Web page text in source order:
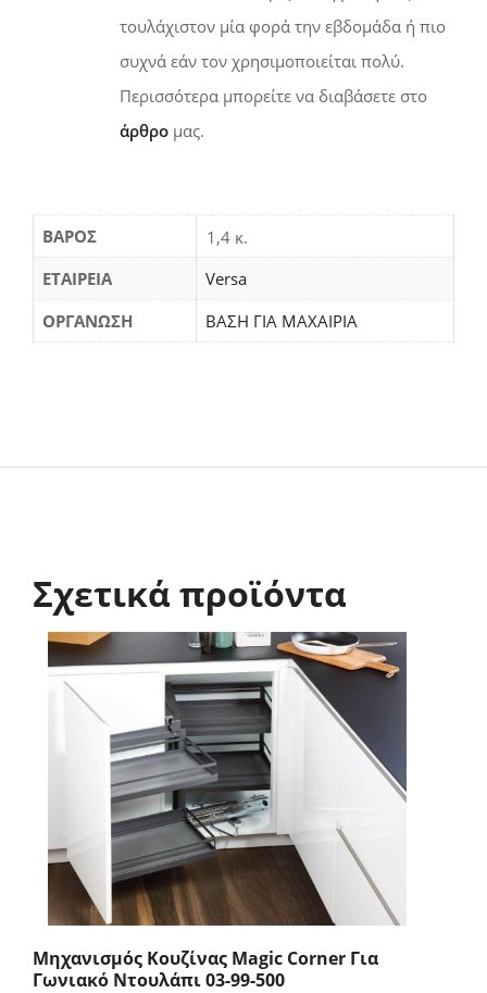
τουλάχιστον μία φορά την εβδομάδα ή πιο
συχνά εάν τον χρησιμοποιείται πολύ.
Περισσότερα μπορείτε να διαβάσετε στο
άρθρο μας.
ΒΆΡΟΣ
1,4 κ.
ΕΤΑΙΡΕΙΑ
Versa
ΟΡΓΑΝΩΣΗ
ΒΑΣΗ ΓΙΑ ΜΑΧΑΙΡΙΑ
Σχετικά προϊόντα
Μηχανισμός Κουζίνας Magic Corner Για
Γωνιακό Ντουλάπι 03-99-500